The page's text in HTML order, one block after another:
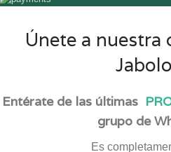
Únete a nuestra
Entérate de las últimas
grupo de
Es